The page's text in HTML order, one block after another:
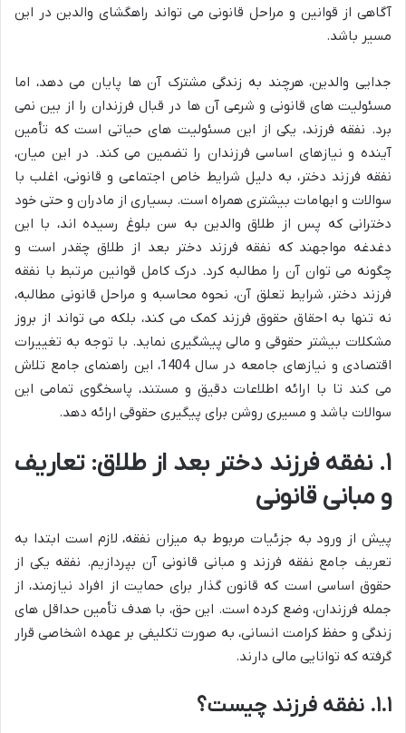
آگاهی از قوانین و مراحل قانونی می تواند راهگشای والدین در این
مسیر باشد.
جدایی والدین، هرچند به زندگی مشترک آن ها پایان می دهد، اما
مسئولیت های قانونی و شرعی آن ها در قبال فرزندان را از بین نمی
برد. نفقه فرزند، یکی از این مسئولیت های حیاتی است که تأمین
آینده و نیازهای اساسی فرزندان را تضمین می کند. در این میان،
نفقه فرزند دختر، به دلیل شرایط خاص اجتماعی و قانونی، اغلب با
سوالات و ابهامات بیشتری همراه است. بسیاری از مادران و حتی خود
دخترانی که پس از طلاق والدین به سن بلوغ رسیده اند، با این
دغدغه مواجهند که نفقه فرزند دختر بعد از طلاق چقدر است و
چگونه می توان آن را مطالبه کرد. درک کامل قوانین مرتبط با نفقه
فرزند دختر، شرایط تعلق آن، نحوه محاسبه و مراحل قانونی مطالبه،
نه تنها به احقاق حقوق فرزند کمک می کند، بلکه می تواند از بروز
مشکلات بیشتر حقوقی و مالی پیشگیری نماید. با توجه به تغییرات
اقتصادی و نیازهای جامعه در سال 1404، این راهنمای جامع تلاش
می کند تا با ارائه اطلاعات دقیق و مستند، پاسخگوی تمامی این
سوالات باشد و مسیری روشن برای پیگیری حقوقی ارائه دهد.
۱. نفقه فرزند دختر بعد از طلاق: تعاریف
و مبانی قانونی
پیش از ورود به جزئیات مربوط به میزان نفقه، لازم است ابتدا به
تعریف جامع نفقه فرزند و مبانی قانونی آن بپردازیم. نفقه یکی از
حقوق اساسی است که قانون گذار برای حمایت از افراد نیازمند، از
جمله فرزندان، وضع کرده است. این حق، با هدف تأمین حداقل های
زندگی و حفظ کرامت انسانی، به صورت تکلیفی بر عهده اشخاصی قرار
گرفته که توانایی مالی دارند.
۱.۱. نفقه فرزند چیست؟